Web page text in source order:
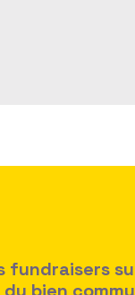
fundraisers